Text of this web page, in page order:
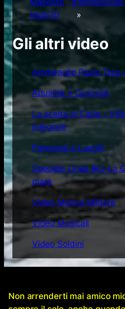
Maserati
Multi70
»
Gli altri video
Ammiraglio Paolo Treu
Attualità e Curiosità
La scelta di Catia – Il
integrale
Paesaggi e Luoghi
Speciale Linea Blu-La
mare
Video Marina Militare
Video Musicali
Video Soldini
Non arrenderti mai amico